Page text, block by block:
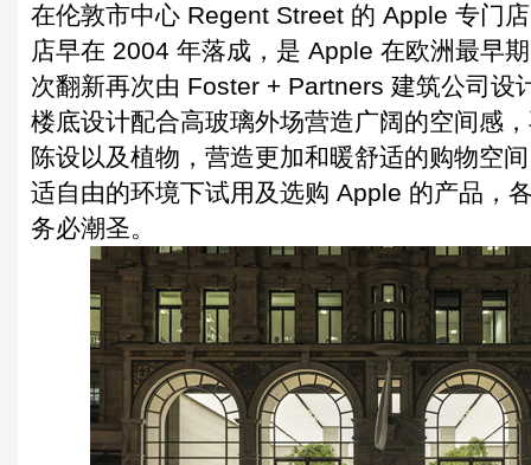
在伦敦市中心 Regent Street 的 Apple 专门
店早在 2004 年落成，是 Apple 在欧洲最早
次翻新再次由 Foster + Partners 建筑公司设
楼底设计配合高玻璃外场营造广阔的空间感
陈设以及植物，营造更加和暖舒适的购物空
适自由的环境下试用及选购 Apple 的产品，
务必潮圣。